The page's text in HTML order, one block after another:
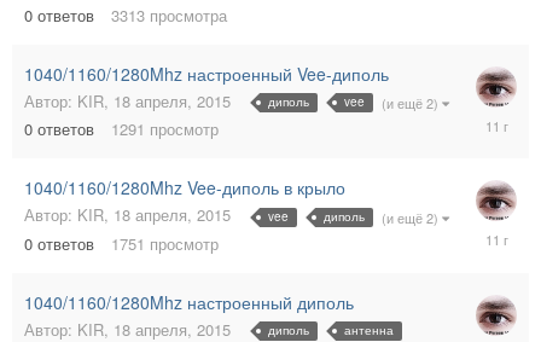
0 ответов 3313 просмотра
1040/1160/1280Mhz настроенный Vee-диполь
Автор: KIR, 18 апреля, 2015 диполь vee (и ещё 2)
0 ответов 1291 просмотр
18
апреля,
1040/1160/1280Mhz Vee-диполь в крыло
Автор: KIR, 18 апреля, 2015 vee диполь (и ещё 2)
0 ответов 1751 просмотр
18
1040/1160/1280Mhz настроенный диполь
Автор: KIR, 18 апреля, 2015 диполь антенна